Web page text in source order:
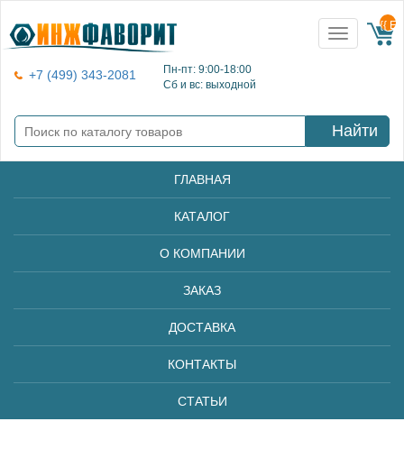
+7 (499) 343-2081
Пн-пт: 9:00-18:00
Сб и вс: выходной
Toggle
navigation
{{
Найти
ГЛАВНАЯ
КАТАЛОГ
О КОМПАНИИ
ЗАКАЗ
ДОСТАВКА
КОНТАКТЫ
СТАТЬИ